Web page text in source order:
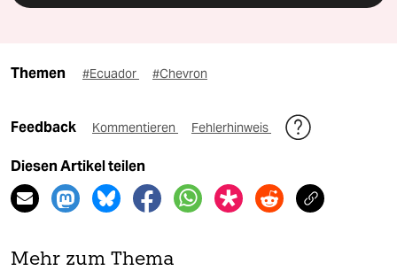
Themen #Ecuador #Chevron
Feedback Kommentieren Fehlerhinweis
Diesen Artikel teilen
Mehr zum Thema